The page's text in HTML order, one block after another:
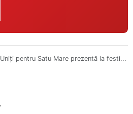
pentru Satu Mare prezentă la festi...